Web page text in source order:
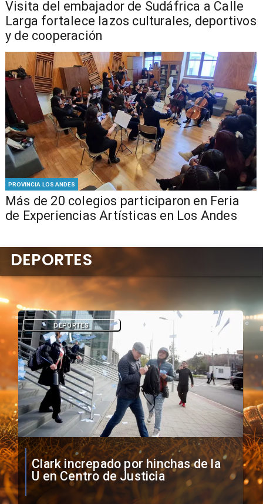
​Visita del embajador de Sudáfrica a Calle
Larga fortalece lazos culturales, deportivos
y de cooperación
PROVINCIA LOS ANDES
Más de 20 colegios participaron en Feria
de Experiencias Artísticas en Los Andes
Vozinha firma contrato con Colo
Colo como nuevo arquero
DEPORTES
DEPORTES